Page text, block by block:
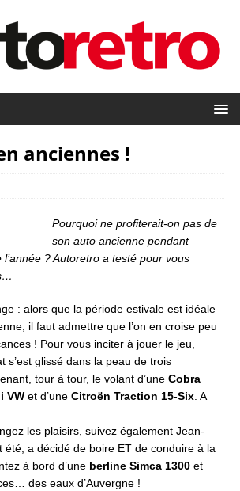
anciennes !
Pourquoi ne profiterait-on pas de
son auto ancienne pendant
? Autoretro a testé pour vous
: alors que la période estivale est idéale
il faut admettre que l’on en croise peu
! Pour vous inciter à jouer le jeu,
s’est glissé dans la peau de trois
tour à tour, le volant d’une Cobra
VW et d’une Citroën Traction 15-Six . A
les plaisirs, suivez également Jean-
été, a décidé de boire ET de conduire à la
à bord d’une berline Simca 1300 et
des eaux d’Auvergne !